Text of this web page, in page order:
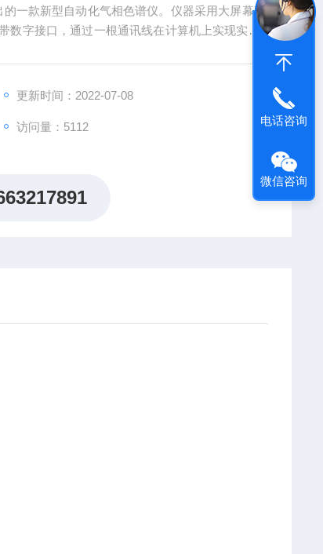
一款新型自动化气相色谱仪。仪器采用大屏幕L
数字接口，通过一根通讯线在计算机上实现实时
更新时间：2022-07-08
访问量：5112 电话咨询
微信咨询